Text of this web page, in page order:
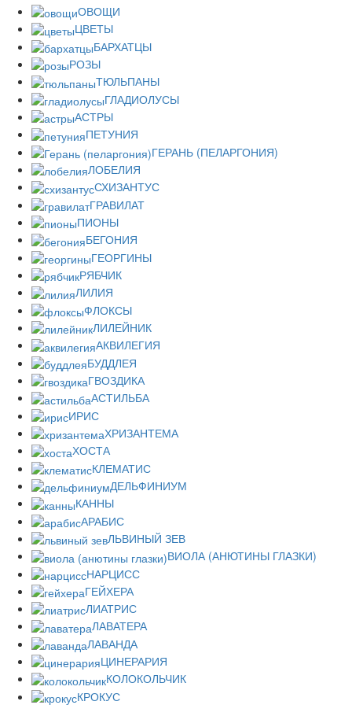
ОВОЩИ
ЦВЕТЫ
БАРХАТЦЫ
РОЗЫ
ТЮЛЬПАНЫ
ГЛАДИОЛУСЫ
АСТРЫ
ПЕТУНИЯ
ГЕРАНЬ (ПЕЛАРГОНИЯ)
ЛОБЕЛИЯ
СХИЗАНТУС
ГРАВИЛАТ
ПИОНЫ
БЕГОНИЯ
ГЕОРГИНЫ
РЯБЧИК
ЛИЛИЯ
ФЛОКСЫ
ЛИЛЕЙНИК
АКВИЛЕГИЯ
БУДДЛЕЯ
ГВОЗДИКА
АСТИЛЬБА
ИРИС
ХРИЗАНТЕМА
ХОСТА
КЛЕМАТИС
ДЕЛЬФИНИУМ
КАННЫ
АРАБИС
ЛЬВИНЫЙ ЗЕВ
ВИОЛА (АНЮТИНЫ ГЛАЗКИ)
НАРЦИСС
ГЕЙХЕРА
ЛИАТРИС
ЛАВАТЕРА
ЛАВАНДА
ЦИНЕРАРИЯ
КОЛОКОЛЬЧИК
КРОКУС